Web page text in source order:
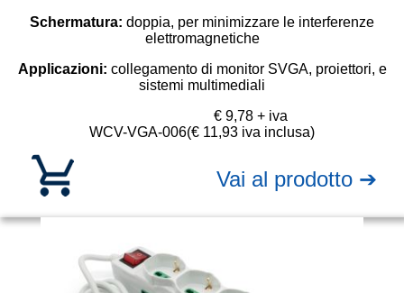
Schermatura: doppia, per minimizzare le interferenze
elettromagnetiche
Applicazioni: collegamento di monitor SVGA, proiettori, e
sistemi multimediali
WCV-VGA-006
€ 9,78 + iva
(€ 11,93 iva inclusa)
Vai al prodotto ➔